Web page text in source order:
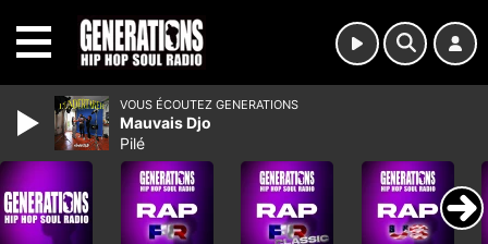
VOUS ÉCOUTEZ GENERATIONS
Mauvais Djo
Pilé